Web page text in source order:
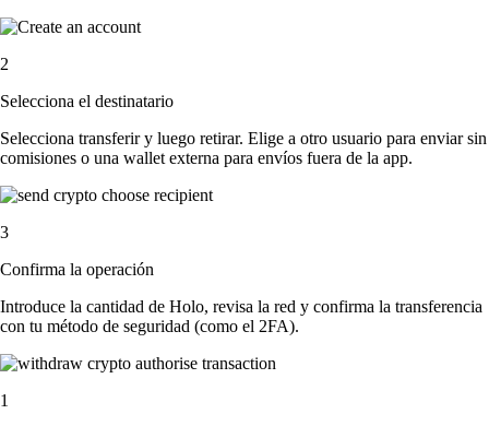
2
Selecciona el destinatario
Selecciona transferir y luego retirar. Elige a otro usuario para enviar sin
comisiones o una wallet externa para envíos fuera de la app.
3
Confirma la operación
Introduce la cantidad de Holo, revisa la red y confirma la transferencia
con tu método de seguridad (como el 2FA).
1